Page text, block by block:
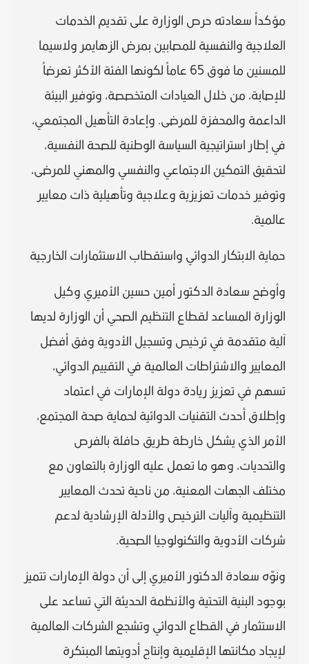
مؤكداً سعادته حرص الوزارة على تقديم الخدمات
العلاجية والنفسية للمصابين بمرض الزهايمر ولاسيما
للمسنين ما فوق 65 عاماً لكونها الفئة الأكثر تعرضاً
للإصابة، من خلال العيادات المتخصصة، وتوفير البيئة
الداعمة والمحفزة للمرضى. وإعادة التأهيل المجتمعي،
في إطار استراتيجية السياسة الوطنية للصحة النفسية،
لتحقيق التمكين الاجتماعي والنفسي والمهني للمرضى،
وتوفير خدمات تعزيزية وعلاجية وتأهيلية ذات معايير
عالمية.
حماية الابتكار الدوائي واستقطاب الاستثمارات الخارجية
وأوضح سعادة الدكتور أمين حسين الأميري وكيل
الوزارة المساعد لقطاع التنظيم الصحي أن الوزارة لديها
آلية متقدمة في ترخيص وتسجيل الأدوية وفق أفضل
المعايير والاشتراطات العالمية في التقييم الدوائي،
تسهم في تعزيز ريادة دولة الإمارات في اعتماد
وإطلاق أحدث التقنيات الدوائية لحماية صحة المجتمع،
الأمر الذي يشكل خارطة طريق حافلة بالفرص
والتحديات، وهو ما تعمل عليه الوزارة بالتعاون مع
مختلف الجهات المعنية، من ناحية تحدث المعايير
التنظيمية وآليات الترخيص والأدلة الإرشادية لدعم
شركات الأدوية والتكنولوجيا الصحية.
ونوّه سعادة الدكتور الأميري إلى أن دولة الإمارات تتميز
بوجود البنية التحتية والأنظمة الحديثة التي تساعد على
الاستثمار في القطاع الدوائي وتشجع الشركات العالمية
لإيجاد مكانتها الإقليمية وإنتاج أدويتها المبتكرة